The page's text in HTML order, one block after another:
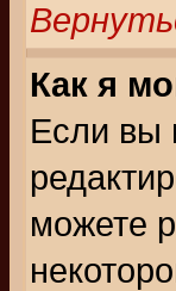
Как я
Если вы
можете